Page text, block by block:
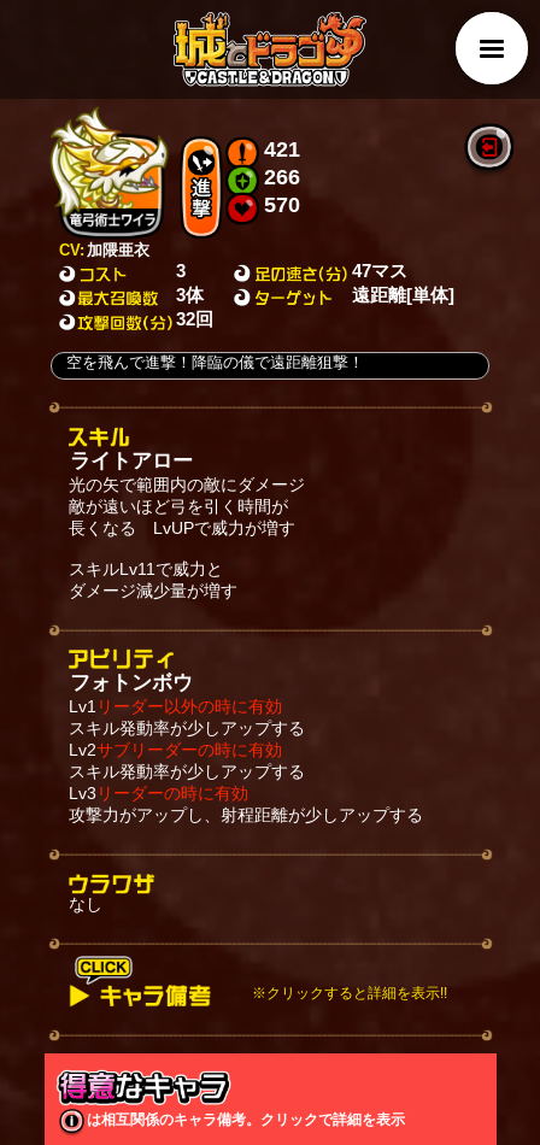
CV: 加隈亜衣
421
266
570
3
3体
32回
47マス
遠距離[単体]
空を飛んで進撃！降臨の儀で遠距離狙撃！
ライトアロー
光の矢で範囲内の敵にダメージ
敵が遠いほど弓を引く時間が
長くなる LvUPで威力が増す
スキルLv11で威力と
ダメージ減少量が増す
フォトンボウ
Lv1 リーダー以外の時に有効
スキル発動率が少しアップする
Lv2サブリーダーの時に有効
スキル発動率が少しアップする
Lv3 リーダーの時に有効
攻撃力がアップし、射程距離が少しアップする
なし
※クリックすると詳細を表示!!
召喚時に「降臨の儀」を発動する。
降臨の儀：
ワイラが召喚されると目の前に弩砲(バリスタ)を呼び
出す。
は相互関係のキャラ備考。クリックで詳細を表示